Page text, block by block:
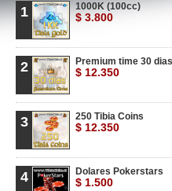
1 1000K (100cc)
$ 3.800
2 Premium time 30 dias
$ 12.350
3 250 Tibia Coins
$ 12.350
4 Dolares Pokerstars
$ 1.500